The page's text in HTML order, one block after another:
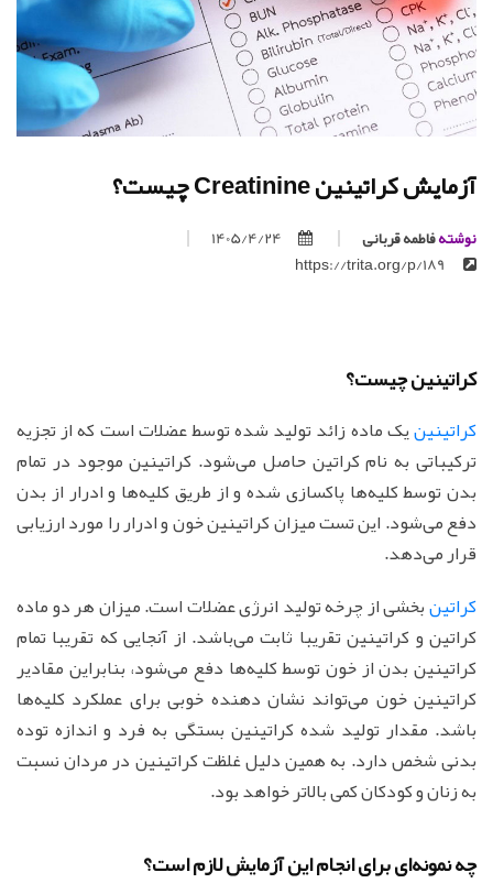
آزمایش کراتینین Creatinine چیست؟
نوشتهفاطمه قربانی
1405/4/24
کراتینین چیست؟
کراتینینیک ماده زائد تولید شده توسط عضلات است که از تجزیه
ترکیباتی به نام کراتین حاصل می‌شود. کراتینین موجود در تمام
بدن توسط کلیه‌ها پاکسازی شده و از طریق کلیه‌ها و ادرار از بدن
دفع می‌شود. این تست میزان کراتینین خون و ادرار را مورد ارزیابی
قرار می‌دهد.
کراتینبخشی از چرخه تولید انرژی عضلات است. میزان هر دو ماده
کراتین و کراتینین تقریبا ثابت می‌باشد. از آنجایی که تقریبا تمام
کراتینین بدن از خون توسط کلیه‌ها دفع می‌شود، بنابراین مقادیر
کراتینین خون می‌تواند نشان دهنده خوبی برای عملکرد کلیه‌ها
باشد. مقدار تولید شده کراتینین بستگی به فرد و اندازه توده
بدنی شخص دارد. به همین دلیل غلظت کراتینین در مردان نسبت
به زنان و کودکان کمی بالاتر خواهد بود.
چه نمونه‌ای برای انجام این آزمایش لازم است؟